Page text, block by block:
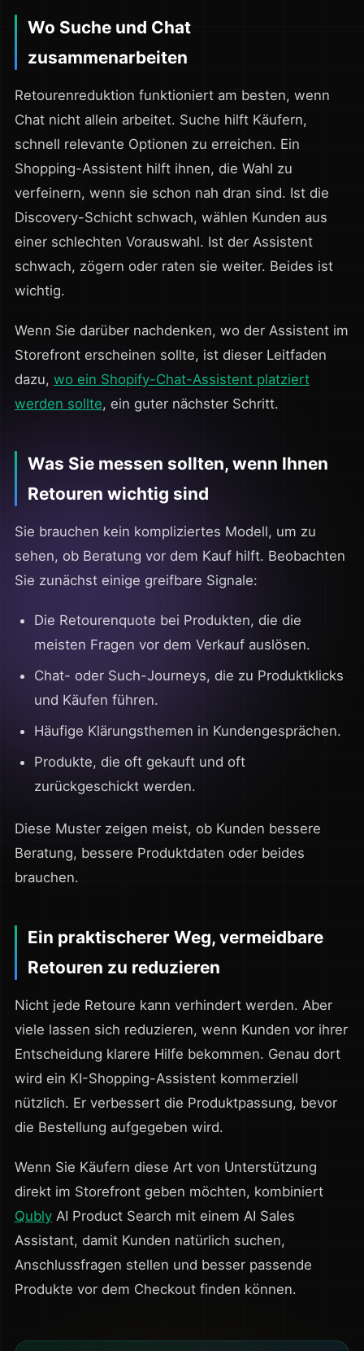
Wo Suche und Chat
zusammenarbeiten
Retourenreduktion funktioniert am besten, wenn
Chat nicht allein arbeitet. Suche hilft Käufern,
schnell relevante Optionen zu erreichen. Ein
Shopping-Assistent hilft ihnen, die Wahl zu
verfeinern, wenn sie schon nah dran sind. Ist die
Discovery-Schicht schwach, wählen Kunden aus
einer schlechten Vorauswahl. Ist der Assistent
schwach, zögern oder raten sie weiter. Beides ist
wichtig.
Wenn Sie darüber nachdenken, wo der Assistent im
Storefront erscheinen sollte, ist dieser Leitfaden
dazu, wo ein Shopify-Chat-Assistent platziert
werden sollte, ein guter nächster Schritt.
Was Sie messen sollten, wenn Ihnen
Retouren wichtig sind
Sie brauchen kein kompliziertes Modell, um zu
sehen, ob Beratung vor dem Kauf hilft. Beobachten
Sie zunächst einige greifbare Signale:
Die Retourenquote bei Produkten, die die
meisten Fragen vor dem Verkauf auslösen.
Chat- oder Such-Journeys, die zu Produktklicks
und Käufen führen.
Häufige Klärungsthemen in Kundengesprächen.
Produkte, die oft gekauft und oft
zurückgeschickt werden.
Diese Muster zeigen meist, ob Kunden bessere
Beratung, bessere Produktdaten oder beides
brauchen.
Ein praktischerer Weg, vermeidbare
Retouren zu reduzieren
Nicht jede Retoure kann verhindert werden. Aber
viele lassen sich reduzieren, wenn Kunden vor ihrer
Entscheidung klarere Hilfe bekommen. Genau dort
wird ein KI-Shopping-Assistent kommerziell
nützlich. Er verbessert die Produktpassung, bevor
die Bestellung aufgegeben wird.
Wenn Sie Käufern diese Art von Unterstützung
direkt im Storefront geben möchten, kombiniert
QublyAI Product Search mit einem AI Sales
Assistant, damit Kunden natürlich suchen,
Anschlussfragen stellen und besser passende
Produkte vor dem Checkout finden können.